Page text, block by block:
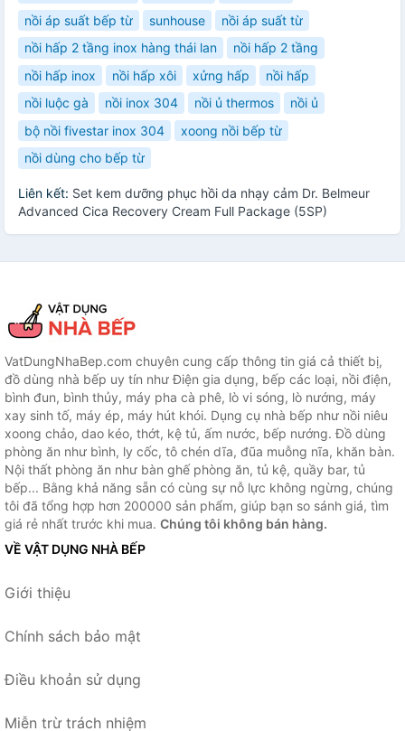
nồi áp suất bếp từ
sunhouse
nồi áp suất từ
nồi hấp 2 tầng inox hàng thái lan
nồi hấp 2 tầng
nồi hấp inox
nồi hấp xôi xửng hấp
nồi hấp
nồi luộc gà
nồi inox 304 nồi ủ thermos
nồi ủ
bộ nồi fivestar inox 304
xoong nồi bếp từ
nồi dùng cho bếp từ
Liên kết: Set kem dưỡng phục hồi da nhạy cảm Dr. Belmeur
Advanced Cica Recovery Cream Full Package (5SP)
VatDungNhaBep.com chuyên cung cấp thông tin giá cả thiết bị,
đồ dùng nhà bếp uy tín như Điện gia dụng, bếp các loại, nồi điện,
bình đun, bình thủy, máy pha cà phê, lò vi sóng, lò nướng, máy
xay sinh tố, máy ép, máy hút khói. Dụng cụ nhà bếp như nồi niêu
xoong chảo, dao kéo, thớt, kệ tủ, ấm nước, bếp nướng. Đồ dùng
phòng ăn như bình, ly cốc, tô chén dĩa, đũa muỗng nĩa, khăn bàn.
Nội thất phòng ăn như bàn ghế phòng ăn, tủ kệ, quầy bar, tủ
bếp... Bằng khả năng sẵn có cùng sự nỗ lực không ngừng, chúng
tôi đã tổng hợp hơn 200000 sản phẩm, giúp bạn so sánh giá, tìm
giá rẻ nhất trước khi mua. Chúng tôi không bán hàng.
VỀ VẬT DỤNG NHÀ BẾP
Giới thiệu
Chính sách bảo mật
Điều khoản sử dụng
Miễn trừ trách nhiệm